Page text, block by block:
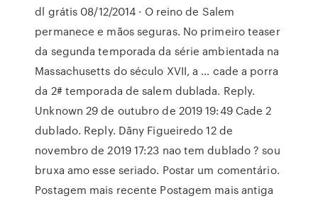
dl grátis 08/12/2014 · O reino de Salem
permanece e mãos seguras. No primeiro teaser
da segunda temporada da série ambientada na
Massachusetts do século XVII, a … cade a porra
da 2# temporada de salem dublada. Reply.
Unknown 29 de outubro de 2019 19:49 Cade 2
dublado. Reply. Dãny Figueiredo 12 de
novembro de 2019 17:23 nao tem dublado ? sou
bruxa amo esse seriado. Postar um comentário.
Postagem mais recente Postagem mais antiga